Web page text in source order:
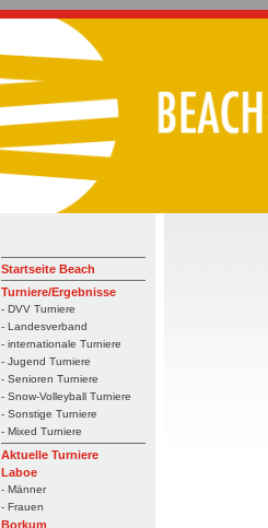
Startseite Beach
Turniere/Ergebnisse
- DVV Turniere
- Landesverband
- internationale Turniere
- Jugend Turniere
- Senioren Turniere
- Snow-Volleyball Turniere
- Sonstige Turniere
- Mixed Turniere
Aktuelle Turniere
Laboe
- Männer
- Frauen
Borkum